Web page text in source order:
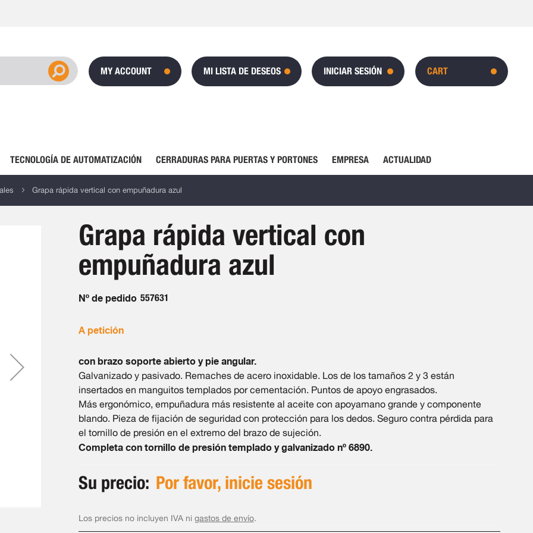
CART
MY ACCOUNT MI LISTA DE DESEOS INICIAR SESIÓN
TECNOLOGÍA DE AUTOMATIZACIÓN CERRADURAS PARA PUERTAS Y PORTONES EMPRESA ACTUALIDAD
Grapa rápida vertical con empuñadura azul
Grapa rápida vertical con
empuñadura azul
Nº de pedido 557631
A petición
con brazo soporte abierto y pie angular.
Galvanizado y pasivado. Remaches de acero inoxidable. Los de los tamaños 2 y 3 están
insertados en manguitos templados por cementación. Puntos de apoyo engrasados.
Más ergonómico, empuñadura más resistente al aceite con apoyamano grande y componente
blando. Pieza de fijación de seguridad con protección para los dedos. Seguro contra pérdida para
el tornillo de presión en el extremo del brazo de sujeción.
Completa con tornillo de presión templado y galvanizado nº 6890.
Su precio: Por favor, inicie sesión
Los precios no incluyen IVA ni gastos de envío.